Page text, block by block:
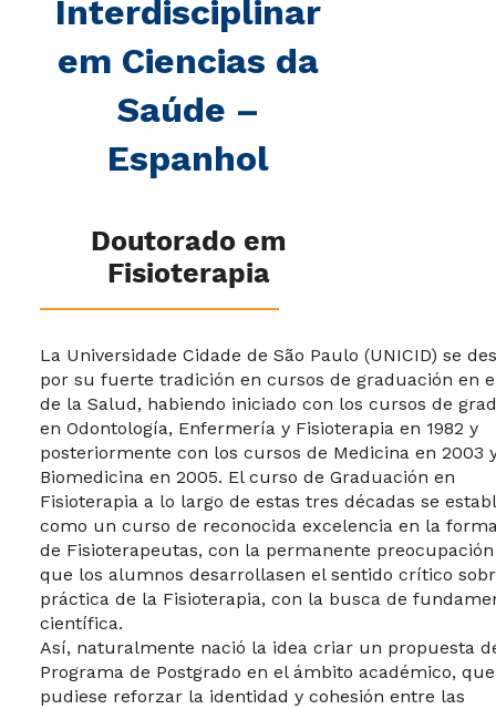
Interdisciplinar
em Ciencias da
Saúde –
Espanhol
Doutorado em
Fisioterapia
La Universidade Cidade de São Paulo (UNICID) se
por su fuerte tradición en cursos de graduación en
de la Salud, habiendo iniciado con los cursos de
en Odontología, Enfermería y Fisioterapia en 1982 y
posteriormente con los cursos de Medicina en 2003
Biomedicina en 2005. El curso de Graduación en
Fisioterapia a lo largo de estas tres décadas se
como un curso de reconocida excelencia en la
de Fisioterapeutas, con la permanente
que los alumnos desarrollasen el sentido crítico
práctica de la Fisioterapia, con la busca de
científica.
Así, naturalmente nació la idea criar un propuesta
Programa de Postgrado en el ámbito académico, que
pudiese reforzar la identidad y cohesión entre las